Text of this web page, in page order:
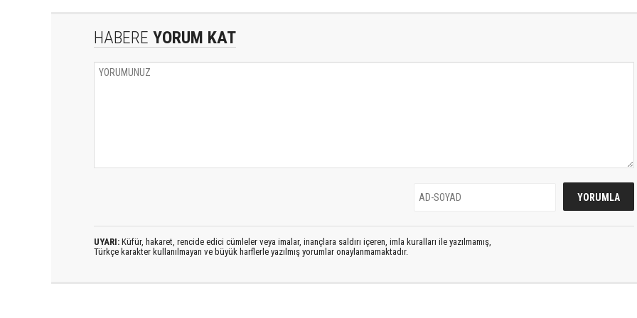
HABERE YORUM KAT
UYARI: Küfür, hakaret, rencide edici cümleler veya imalar, inançlara saldırı içeren, imla kuralları ile yazılmamış,
Türkçe karakter kullanılmayan ve büyük harflerle yazılmış yorumlar onaylanmamaktadır.